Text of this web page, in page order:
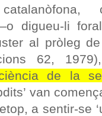
digueu-li
al pròleg
62,
de la
van
a sentir-se